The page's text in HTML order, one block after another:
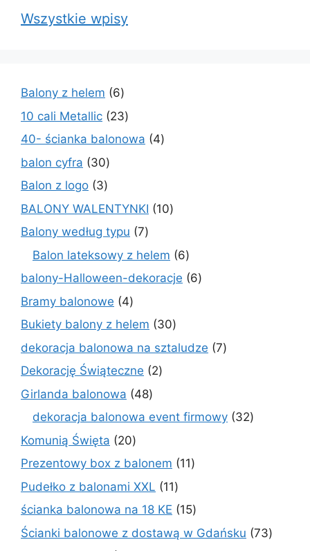
Wszystkie wpisy
Balony z helem 66
produktów
10 cali Metallic 2323
produkty
40- ścianka balonowa 44
balon cyfra 3030
produktów
Balon z logo 33
produkty
BALONY WALENTYNKI 1010
Balony według typu 77
produktów
Balon lateksowy z helem 66
produktów
balony-Halloween-dekoracje 66
Bramy balonowe 44
produkty
Bukiety balony z helem 3030
produktów
dekoracja balonowa na sztaludze 77
Dekorację Świąteczne 22
Girlanda balonowa 4848
produktów
dekoracja balonowa event firmowy 3232
Komunią Święta 2020
produktów
Prezentowy box z balonem 1111
Pudełko z balonami XXL 1111
produktów
ścianka balonowa na 18 KE 1515
produktów
Ścianki balonowe z dostawą w Gdańsku 7373